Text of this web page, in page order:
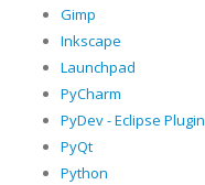
Gimp
Inkscape
Launchpad
PyCharm
PyDev - Eclipse Plugin
PyQt
Python